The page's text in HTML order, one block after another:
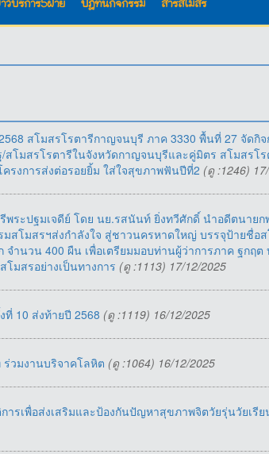
วบริการ5ฝ่าย ปฎิทินกิจกรรม สารสโมสร
สโมสรโรตารีกาญจนบุรี ภาค 3330 พื้นที่ 27 จัดกิ
โมสรโรตารีในจังหวัดกาญจนบุรีและคู่มิตร สโมสรโร
ครงการส่งต่อรอยยิ้ม ใส่ใจสุขภาพฟันปีที่2 (ดู :1246)
พระปฐมเจดีย์ โดย นย.รสนันท์ ยิ่งทวีศักดิ์ นำอดีตนาย
มสโมสรฯส่งกำลังใจ สู่ชาวนครหาดใหญ่ บรรจุป้ายชื่อ
จำนวน 400 ผืน เพื่อเตรียมมอบท่านผู้ว่าการภาค ฐกฤ
โมสรอย่างเป็นทางการ (ดู :1113) 17/12/2025
10 ส่งท้ายปี 2568 (ดู :1119) 16/12/2025
วมงานบริจาคโลหิต (ดู :1064) 16/12/2025
ารเพื่อส่งเสริมและป้องกันปัญหาสุขภาพจิตวัยรุ่นวัยเรีย